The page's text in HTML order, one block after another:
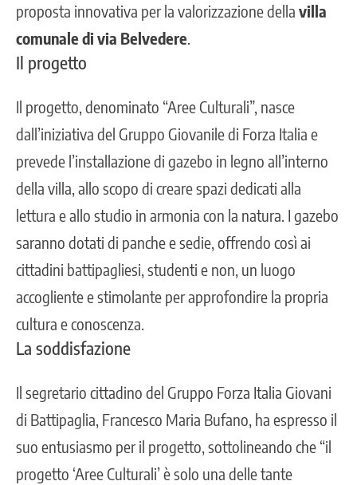
proposta innovativa per la valorizzazione della villa
comunale di via Belvedere.
Il progetto
Il progetto, denominato “Aree Culturali”, nasce
dall’iniziativa del Gruppo Giovanile di Forza Italia e
prevede l’installazione di gazebo in legno all’interno
della villa, allo scopo di creare spazi dedicati alla
lettura e allo studio in armonia con la natura. I gazebo
saranno dotati di panche e sedie, offrendo così ai
cittadini battipagliesi, studenti e non, un luogo
accogliente e stimolante per approfondire la propria
cultura e conoscenza.
La soddisfazione
Il segretario cittadino del Gruppo Forza Italia Giovani
di Battipaglia, Francesco Maria Bufano, ha espresso il
suo entusiasmo per il progetto, sottolineando che “il
progetto ‘Aree Culturali’ è solo una delle tante